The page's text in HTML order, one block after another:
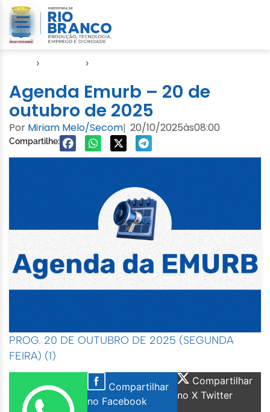
› ›
Agenda Emurb – 20 de
outubro de 2025
Por Miriam Melo/Secom| 20/10/2025às08:00
Compartilhe:
PROG. 20 DE OUTUBRO DE 2025 (SEGUNDA
FEIRA) (1)
Compartilhar
no Facebook
Compartilhar
no X Twitter